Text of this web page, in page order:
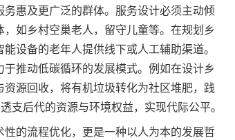
惠及更广泛的群体。服务设计必须主动倾
如乡村空巢老人，留守儿童等。在规划乡
设备的老年人提供线下或人工辅助渠道。
推动低碳循环的发展模式。例如在设计乡
源回收，将有机垃圾转化为社区堆肥，践
支后代的资源与环境权益，实现代际公平。
的流程优化，更是一种以人为本的发展哲